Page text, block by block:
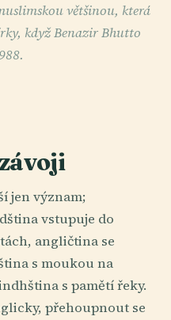
většinou, která
když Benazir Bhutto
jen význam;
vstupuje do
angličtina se
s moukou na
s pamětí řeky.
přehoupnout se